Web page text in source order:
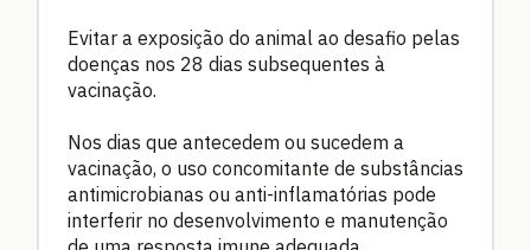
Evitar a exposição do animal ao desafio pelas
doenças nos 28 dias subsequentes à
vacinação.
Nos dias que antecedem ou sucedem a
vacinação, o uso concomitante de substâncias
antimicrobianas ou anti-inflamatórias pode
interferir no desenvolvimento e manutenção